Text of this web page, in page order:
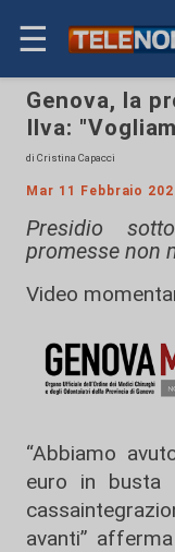
☰
Genova, la
Ilva:
di Cristina Capacci
Mar 11 Febbraio
Presidio
promesse non
Video
“Abbiamo
euro in busta
avanti”